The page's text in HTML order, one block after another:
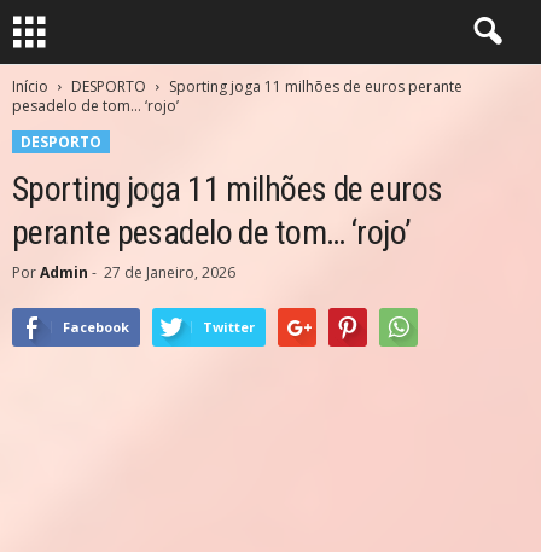
Início DESPORTO
Sporting joga 11 milhões de euros perante
pesadelo de tom… ‘rojo’
DESPORTO
Sporting joga 11 milhões de euros
perante pesadelo de tom… ‘rojo’
PorAdmin - 27 de Janeiro, 2026
Facebook Twitter